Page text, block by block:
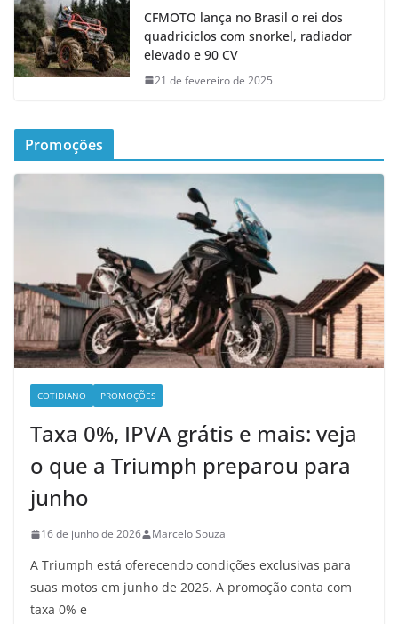
CFMOTO lança no Brasil o rei dos
quadriciclos com snorkel, radiador
elevado e 90 CV
21 de fevereiro de 2025
Promoções
COTIDIANO PROMOÇÕES
Taxa 0%, IPVA grátis e mais: veja
o que a Triumph preparou para
junho
16 de junho de 2026 Marcelo Souza
A Triumph está oferecendo condições exclusivas para
suas motos em junho de 2026. A promoção conta com
taxa 0% e